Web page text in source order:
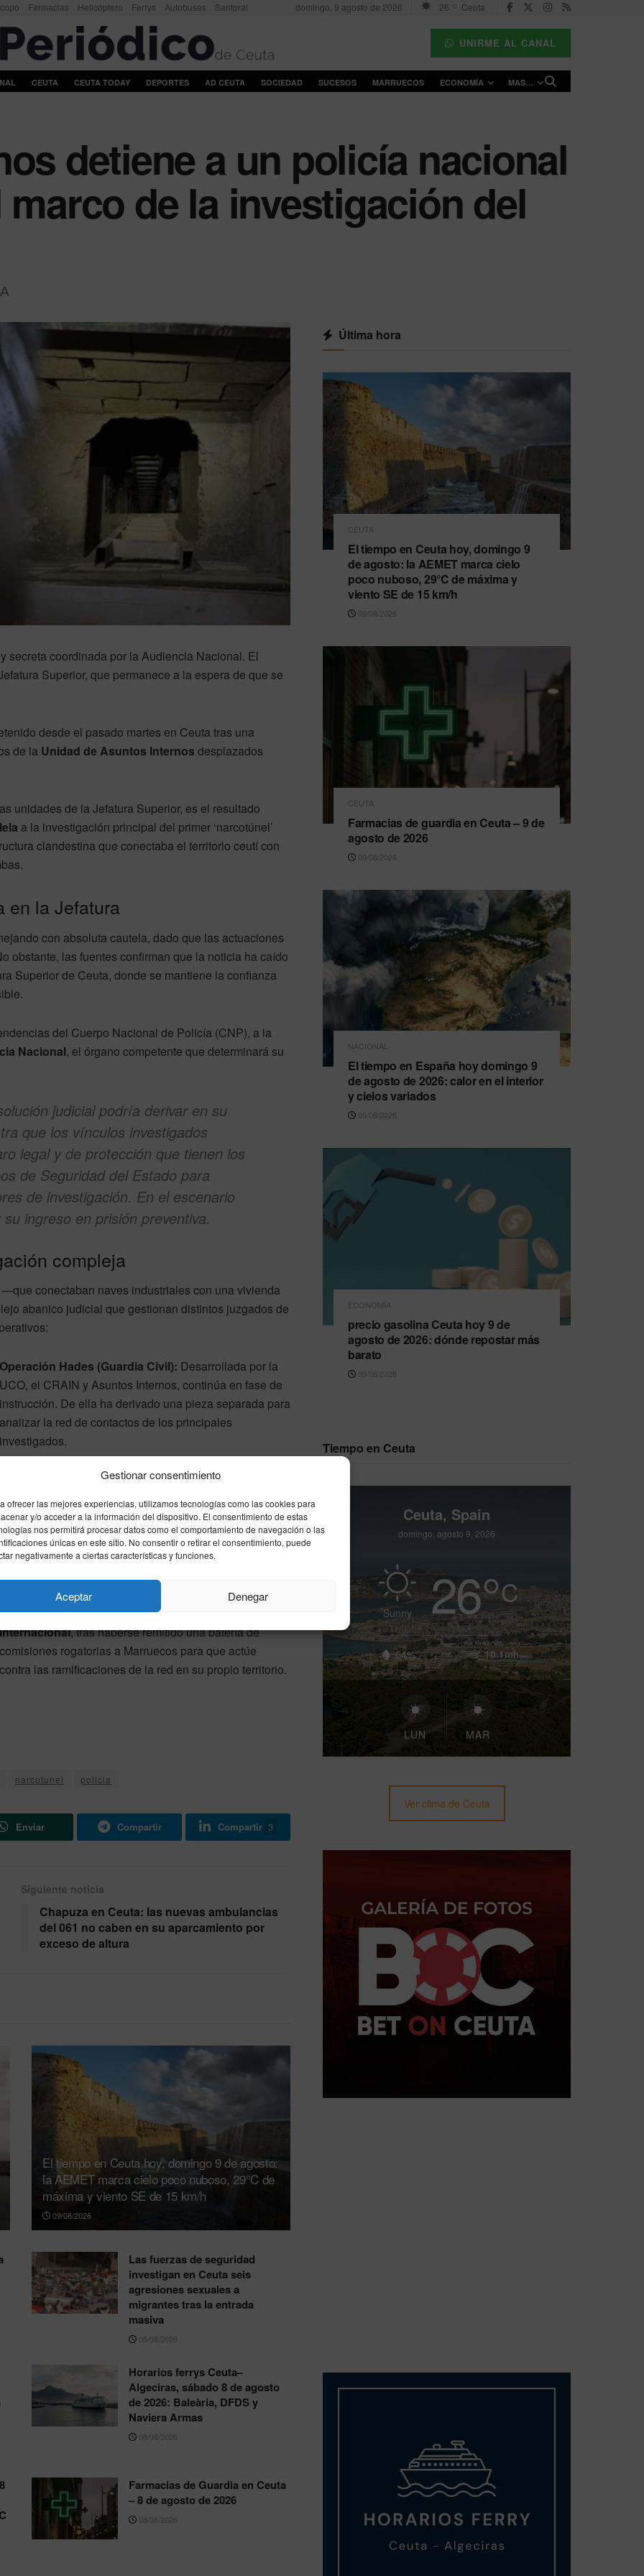
Gestionar consentimiento
ofrecer las mejores experiencias, utilizamos tecnologías como las cookies para
y/o acceder a la información del dispositivo. El consentimiento de estas
nos permitirá procesar datos como el comportamiento de navegación o las
únicas en este sitio. No consentir o retirar el consentimiento, puede
negativamente a ciertas características y funciones.
Aceptar Denegar
Farmacias Helicóptero Ferrys Autobuses Santoral domingo, 9 agosto de 2026 26 °C Ceuta
UNIRME AL CANAL
CEUTA CEUTA TODAY DEPORTES AD CEUTA SOCIEDAD SUCESOS MARRUECOS ECONOMÍA MAS…
detiene a un policía nacional
marco de la investigación del
A
secreta coordinada por la Audiencia Nacional. El
Superior, que permanece a la espera de que se
desde el pasado martes en Ceuta tras una
de la Unidad de Asuntos Internos desplazados
unidades de la Jefatura Superior, es el resultado
a la investigación principal del primer ‘narcotúnel’
clandestina que conectaba el territorio ceutí con
en la Jefatura
con absoluta cautela, dado que las actuaciones
obstante, las fuentes confirman que la noticia ha caído
Superior de Ceuta, donde se mantiene la confianza
del Cuerpo Nacional de Policía (CNP), a la
Nacional, el órgano competente que determinará su
judicial podría derivar en su
que los vínculos investigados
legal y de protección que tienen los
de Seguridad del Estado para
de investigación. En el escenario
ingreso en prisión preventiva.
compleja
conectaban naves industriales con una vivienda
abanico judicial que gestionan distintos juzgados de
Operación Hades (Guardia Civil): Desarrollada por la
UCO, el CRAIN y Asuntos Internos, continúa en fase de
instrucción. De ella ha derivado una pieza separada para
analizar la red de contactos de los principales
investigados.
macroinvestigación que sigue sumando detenciones
tanto en Ceuta como en Marruecos. De esta matriz ya
surgió otra pieza paralela relacionada con el blanqueo
de capitales mediante la compra de décimos de la
Lotería de Navidad.
La evolución de la Operación Ares y de este último
arresto dependerá en gran medida de la
internacional, tras haberse remitido una batería de
comisiones rogatorias a Marruecos para que actúe
contra las ramificaciones de la red en su propio territorio.
narcotunel policia
Enviar Compartir Compartir 3
Siguiente noticia
Chapuza en Ceuta: las nuevas ambulancias
del 061 no caben en su aparcamiento por
exceso de altura
El tiempo en Ceuta hoy, domingo 9 de agosto:
la AEMET marca cielo poco nuboso, 29°C de
máxima y viento SE de 15 km/h
09/08/2026
Las fuerzas de seguridad
investigan en Ceuta seis
agresiones sexuales a
migrantes tras la entrada
masiva
08/08/2026
Horarios ferrys Ceuta–
Algeciras, sábado 8 de agosto
de 2026: Baleària, DFDS y
Naviera Armas
08/08/2026
Farmacias de Guardia en Ceuta
– 8 de agosto de 2026
08/08/2026
Última hora
CEUTA
El tiempo en Ceuta hoy, domingo 9
de agosto: la AEMET marca cielo
poco nuboso, 29°C de máxima y
viento SE de 15 km/h
09/08/2026
CEUTA
Farmacias de guardia en Ceuta – 9 de
agosto de 2026
09/08/2026
NACIONAL
El tiempo en España hoy domingo 9
de agosto de 2026: calor en el interior
y cielos variados
09/08/2026
ECONOMÍA
precio gasolina Ceuta hoy 9 de
agosto de 2026: dónde repostar más
barato
09/08/2026
Tiempo en Ceuta
Ceuta, Spain
domingo, agosto 9, 2026
Sunny 26°C
64% 10.1mh
LUN MAR
Ver clima de Ceuta